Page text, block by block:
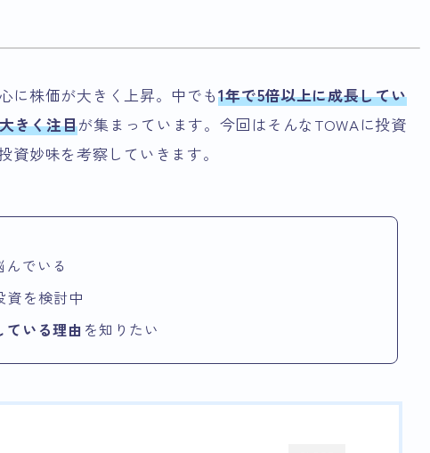
に株価が大きく上昇。中でも1年で5倍以上に成長してい
きく注目が集まっています。今回はそんなTOWAに投資
妙味を考察していきます。
んでいる
資を検討中
ている理由 を知りたい